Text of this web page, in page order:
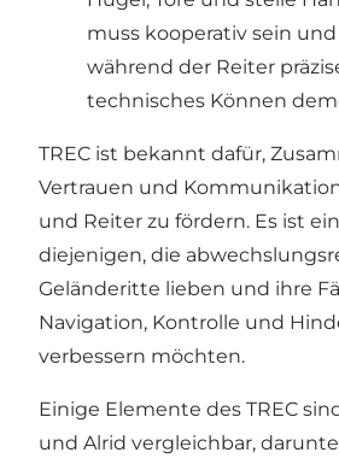
muss kooperativ sein
während der Reiter
technisches Können
TREC ist bekannt dafür,
Vertrauen und
und Reiter zu fördern. Es ist
diejenigen, die
Geländeritte lieben und ihre
Navigation, Kontrolle und
verbessern möchten.
Einige Elemente des TREC
und Alrid vergleichbar,